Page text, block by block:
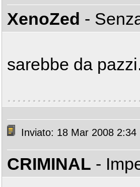
XenoZed -
sarebbe da
Inviato: 18 Mar 2008 2:34
CRIMINAL -